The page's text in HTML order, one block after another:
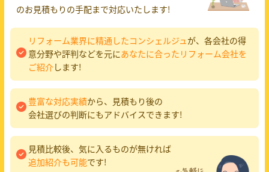
のお見積もりの手配まで対応いたします!
リフォーム業界に精通したコンシェルジュ が、各会社の得
意分野や評判などを元にあなたに合ったリフォーム会社を
ご紹介します!
豊富な対応実績から、見積もり後の
会社選びの判断にもアドバイスできます!
見積比較後、気に入るものが無ければ
追加紹介も可能です!